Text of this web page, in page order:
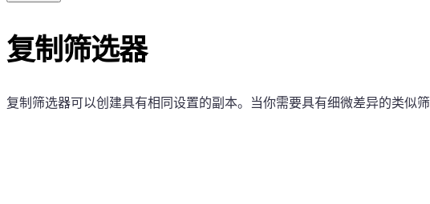
复制筛选器
复制筛选器可以创建具有相同设置的副本。当你需要具有细微差异的类似